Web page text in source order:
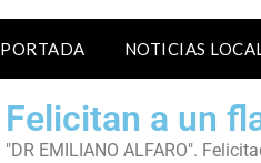
PORTADA NOTICIAS
Felicitan a un
"DR EMILIANO ALFARO".